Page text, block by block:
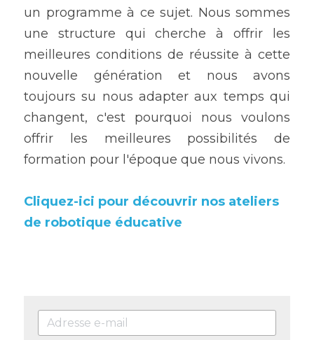
un programme à ce sujet. Nous sommes
une structure qui cherche à offrir les
meilleures conditions de réussite à cette
nouvelle génération et nous avons
toujours su nous adapter aux temps qui
changent, c'est pourquoi nous voulons
offrir les meilleures possibilités de
formation pour l'époque que nous vivons.
Cliquez-ici pour découvrir nos ateliers
de robotique éducative